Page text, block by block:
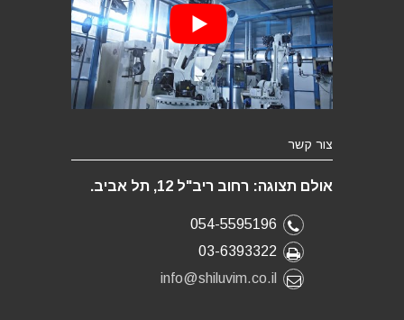
צור קשר
אולם תצוגה: רחוב ריב"ל 12, תל אביב.
054-5595196
03-6393322
info@shiluvim.co.il